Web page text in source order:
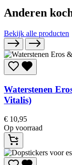
Anderen
Bekijk alle producten
Waterstenen
Vitalis)
€ 10,95
Op voorraad